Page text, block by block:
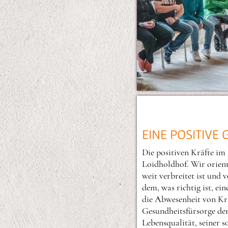
EINE POSITIVE
Die positiven Kräfte im
Loidholdhof. Wir
weit verbreitet ist und
dem, was richtig ist,
die Abwesenheit von
Gesundheitsfürsorge
Lebensqualität, seiner